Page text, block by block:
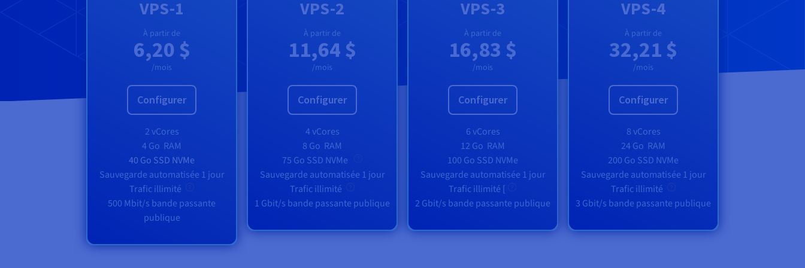
VPS-1
À partir de
6,20 $
/mois
Configurer
2 vCores
4 Go RAM
40 Go SSD NVMe
Sauvegarde automatisée 1 jour
Trafic illimité
500 Mbit/s bande passante
publique
VPS-2
À partir de
11,64 $
/mois
Configurer
4 vCores
8 Go RAM
75 Go SSD NVMe
Sauvegarde automatisée 1 jour
Trafic illimité
1 Gbit/s bande passante publique
VPS-3
À partir de
16,83 $
/mois
Configurer
6 vCores
12 Go RAM
100 Go SSD NVMe
Sauvegarde automatisée 1 jour
Trafic illimité [
2 Gbit/s bande passante publique
VPS-4
À partir de
32,21 $
/mois
Configurer
8 vCores
24 Go RAM
200 Go SSD NVMe
Sauvegarde automatisée 1 jour
Trafic illimité
3 Gbit/s bande passante publique